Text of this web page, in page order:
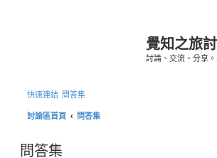
覺知之旅
討論、交流、分享
快速連結 問答集
討論區首頁 問答集
問答集